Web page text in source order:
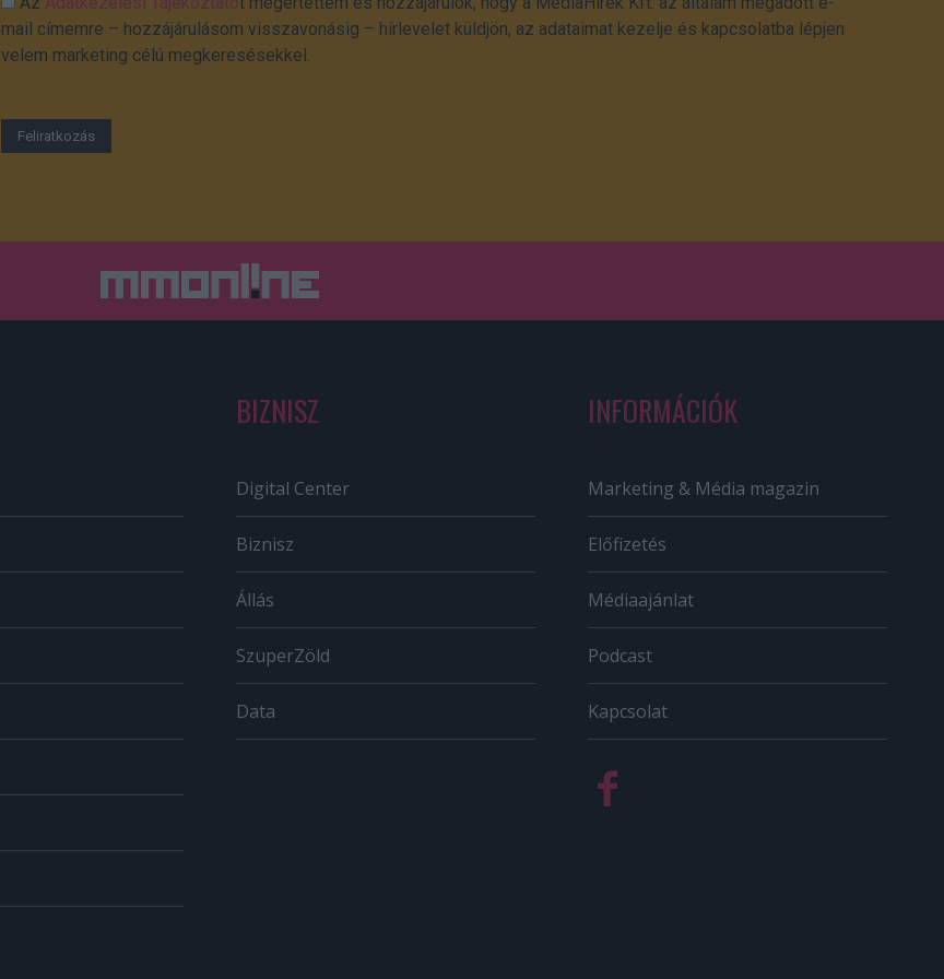
mail címemre – hozzájárulásom visszavonásig – hírlevelet küldjön, az adataimat kezelje és kapcsolatba lépjen
velem marketing célú megkeresésekkel.
BIZNISZ
Digital Center
Biznisz
Állás
SzuperZöld
Data
INFORMÁCIÓK
Marketing & Média magazin
Előfizetés
Médiaajánlat
Podcast
Kapcsolat